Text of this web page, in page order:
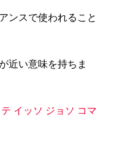
ンスで使われること
近い意味を持ちま
イッソ ジョソ コマ